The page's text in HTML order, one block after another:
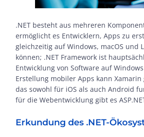
.NET besteht aus mehreren
ermöglicht es Entwicklern, Apps zu
gleichzeitig auf Windows, macOS und
können; .NET Framework ist
Entwicklung von Software auf
Erstellung mobiler Apps kann
das sowohl für iOS als auch Android
für die Webentwicklung gibt es
Erkundung des .NET-